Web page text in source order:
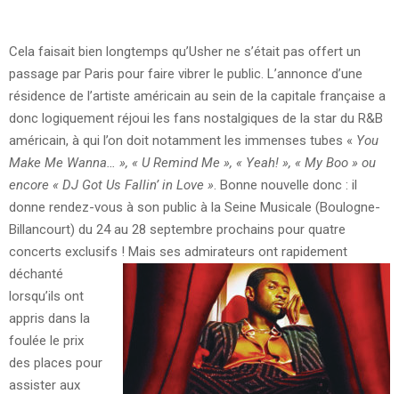
Cela faisait bien longtemps qu’Usher ne s’était pas offert un
passage par Paris pour faire vibrer le public. L’annonce d’une
résidence de l’artiste américain au sein de la capitale française a
donc logiquement réjoui les fans nostalgiques de la star du R&B
américain, à qui l’on doit notamment les immenses tubes « You
Make Me Wanna… », « U Remind Me », « Yeah! », « My Boo » ou
encore « DJ Got Us Fallin’ in Love ». Bonne nouvelle donc : il
donne rendez-vous à son public à la Seine Musicale (Boulogne-
Billancourt) du 24 au 28 septembre prochains pour quatre
concerts exclusifs ! Mais ses admirateurs ont rapidement
déchanté
lorsqu’ils ont
appris dans la
foulée le prix
des places pour
assister aux